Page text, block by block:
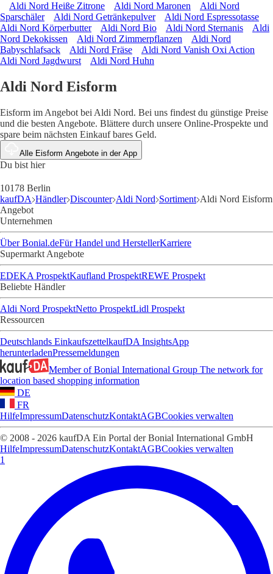
Aldi Nord Heiße Zitrone Aldi Nord Maronen
Aldi Nord
Sparschäler
Aldi Nord Getränkepulver
Aldi Nord Espressotasse
Aldi Nord Körperbutter
Aldi Nord Bio Aldi Nord Sternanis
Aldi
Nord Dekokissen
Aldi Nord Zimmerpflanzen
Aldi Nord
Babyschlafsack
Aldi Nord Fräse
Aldi Nord Vanish Oxi Action
Aldi Nord Jagdwurst
Aldi Nord Huhn
Aldi Nord Eisform
Eisform im Angebot bei Aldi Nord. Bei uns findest du günstige Preise
und die besten Angebote. Blättere durch unsere Online-Prospekte und
spare beim nächsten Einkauf bares Geld.
Alle Eisform Angebote in der App
Du bist hier
10178 Berlin
kaufDA Händler Discounter Aldi Nord Sortiment Aldi Nord Eisform
Angebot
Unternehmen
Über Bonial.deFür Handel und HerstellerKarriere
Supermarkt Angebote
EDEKA ProspektKaufland ProspektREWE Prospekt
Beliebte Händler
Aldi Nord ProspektNetto ProspektLidl Prospekt
Ressourcen
Deutschlands EinkaufszettelkaufDA InsightsApp
herunterladenPressemeldungen
Member of Bonial International Group The network for
location based shopping information
DE
FR
HilfeImpressumDatenschutzKontaktAGBCookies verwalten
© 2008 - 2026 kaufDA Ein Portal der Bonial International GmbH
HilfeImpressumDatenschutzKontaktAGBCookies verwalten
1